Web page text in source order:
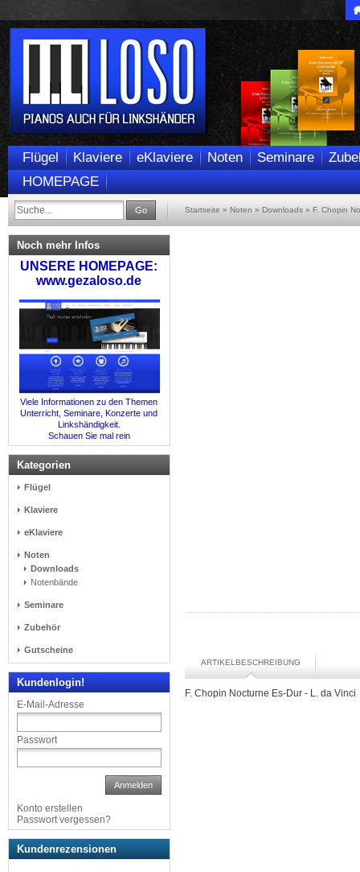
Flügel Klaviere eKlaviere Noten Seminare
HOMEPAGE
Go Startseite » Noten » Downloads » F. Chopin
ARTIKELBESCHREIBUNG
F. Chopin Nocturne Es-Dur - L. da Vinci
Noch mehr Infos
UNSERE HOMEPAGE:
www.gezaloso.de
Viele Informationen zu den Themen
Unterricht, Seminare, Konzerte und
Linkshändigkeit.
Schauen Sie mal rein
Kategorien
Flügel
Klaviere
eKlaviere
Noten
Downloads
Notenbände
Seminare
Zubehör
Gutscheine
Kundenlogin!
E-Mail-Adresse
Passwort
Anmelden
Konto erstellen
Passwort vergessen?
Kundenrezensionen